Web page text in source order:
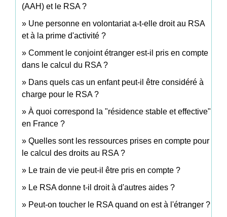
(AAH) et le RSA ?
Une personne en volontariat a-t-elle droit au RSA
et à la prime d'activité ?
Comment le conjoint étranger est-il pris en compte
dans le calcul du RSA ?
Dans quels cas un enfant peut-il être considéré à
charge pour le RSA ?
À quoi correspond la "résidence stable et effective"
en France ?
Quelles sont les ressources prises en compte pour
le calcul des droits au RSA ?
Le train de vie peut-il être pris en compte ?
Le RSA donne t-il droit à d'autres aides ?
Peut-on toucher le RSA quand on est à l'étranger ?